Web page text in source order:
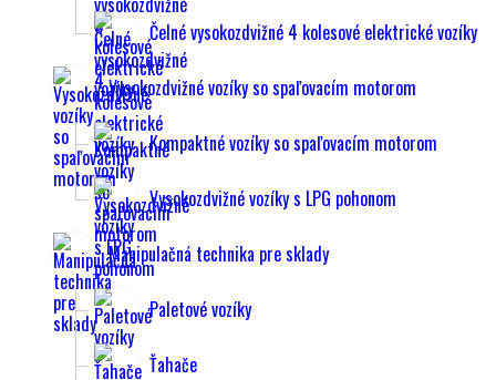
Čelné vysokozdvižné 4 kolesové elektrické vozíky
Vysokozdvižné vozíky so spaľovacím motorom
Kompaktné vozíky so spaľovacím motorom
Vysokozdvižné vozíky s LPG pohonom
Manipulačná technika pre sklady
Paletové vozíky
Ťahače